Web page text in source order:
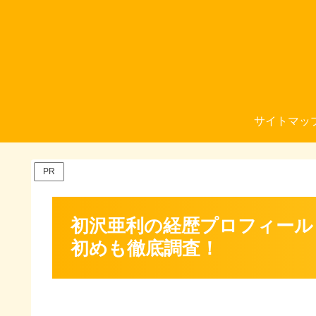
サイトマッ
PR
初沢亜利の経歴プロフィー
初めも徹底調査！